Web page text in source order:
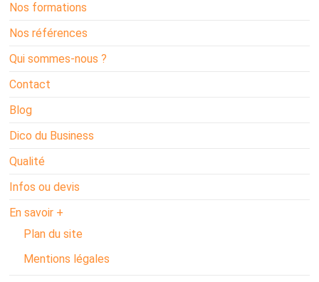
Nos formations
Nos références
Qui sommes-nous ?
Contact
Blog
Dico du Business
Qualité
Infos ou devis
En savoir +
Plan du site
Mentions légales